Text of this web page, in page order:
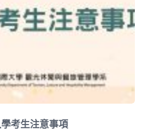
考生注意事項